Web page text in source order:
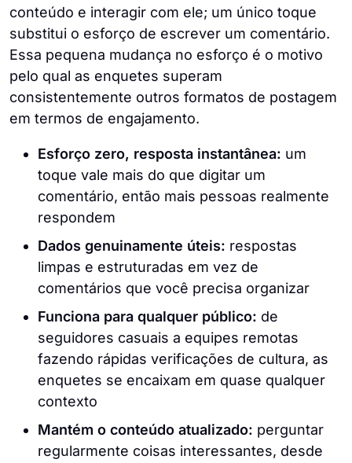
conteúdo e interagir com ele; um único toque
substitui o esforço de escrever um comentário.
Essa pequena mudança no esforço é o motivo
pelo qual as enquetes superam
consistentemente outros formatos de postagem
em termos de engajamento.
Esforço zero, resposta instantânea: um
toque vale mais do que digitar um
comentário, então mais pessoas realmente
respondem
Dados genuinamente úteis: respostas
limpas e estruturadas em vez de
comentários que você precisa organizar
Funciona para qualquer público: de
seguidores casuais a equipes remotas
fazendo rápidas verificações de cultura, as
enquetes se encaixam em quase qualquer
contexto
Mantém o conteúdo atualizado: perguntar
regularmente coisas interessantes, desde